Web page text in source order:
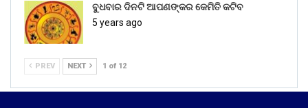
ବୁଧବାର ଦିନଟି ଆପଣଙ୍କର କେମିତି କଟିବ
5 years ago
PREV NEXT 1 of 12